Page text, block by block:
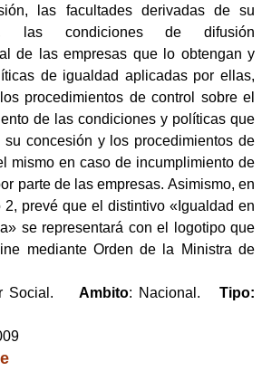
las facultades derivadas de su
las condiciones de difusión
de las empresas que lo obtengan y
de igualdad aplicadas por ellas,
procedimientos de control sobre el
de las condiciones y políticas que
su concesión y los procedimientos de
mismo en caso de incumplimiento de
parte de las empresas. Asimismo, en
2, prevé que el distintivo «Igualdad en
se representará con el logotipo que
mediante Orden de la Ministra de
Social. Ambito: Nacional. Tipo: